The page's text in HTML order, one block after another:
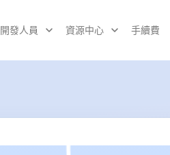
開發人員 資源中心 手續費